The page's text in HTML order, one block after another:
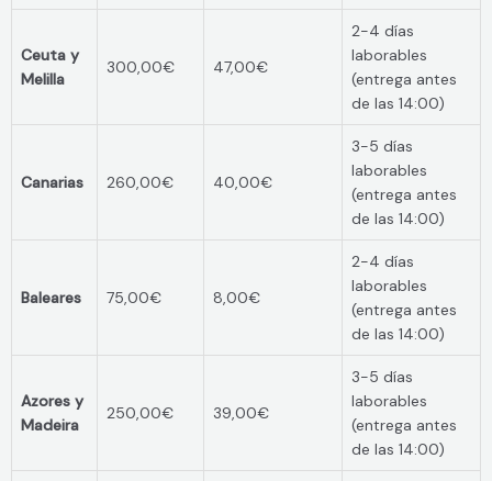
Ceuta y
Melilla
300,00€ 47,00€
2-4 días
laborables
(entrega antes
de las 14:00)
Canarias 260,00€ 40,00€
3-5 días
laborables
(entrega antes
de las 14:00)
Baleares 75,00€ 8,00€
2-4 días
laborables
(entrega antes
de las 14:00)
Azores y
Madeira
250,00€ 39,00€
3-5 días
laborables
(entrega antes
de las 14:00)